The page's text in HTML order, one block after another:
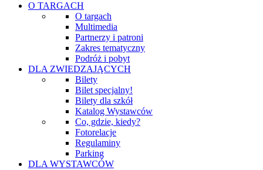
O TARGACH
O targach
Multimedia
Partnerzy i patroni
Zakres tematyczny
Podróż i pobyt
DLA ZWIEDZAJĄCYCH
Bilety
Bilet specjalny!
Bilety dla szkół
Katalog Wystawców
Co, gdzie, kiedy?
Fotorelacje
Regulaminy
Parking
DLA WYSTAWCÓW